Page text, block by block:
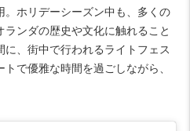
。ホリデーシーズン中も、多くの
ンダの歴史や文化に触れること
、街中で行われるライトフェス
で優雅な時間を過ごしながら、